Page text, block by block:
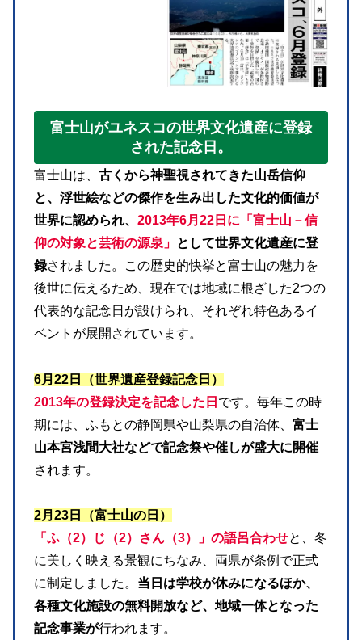
富士山がユネスコの世界文化遺産に登録
された記念日。
富士山は、 古くから神聖視されてきた山岳信仰
と、浮世絵などの傑作を生み出した文化的価値が
世界に認められ、 2013年6月22日に「富士山－信
仰の対象と芸術の源泉」 として世界文化遺産に登
録されました。この歴史的快挙と富士山の魅力を
後世に伝えるため、現在では地域に根ざした2つの
代表的な記念日が設けられ、それぞれ特色あるイ
ベントが展開されています。
6月22日（世界遺産登録記念日）
2013年の登録決定を記念した日 です。毎年この時
期には、ふもとの静岡県や山梨県の自治体、 富士
山本宮浅間大社などで記念祭や催しが盛大に開催
されます。
2月23日（富士山の日）
「ふ（2）じ（2）さん（3）」の語呂合わせと、冬
に美しく映える景観にちなみ、両県が条例で正式
に制定しました。 当日は学校が休みになるほか、
各種文化施設の無料開放など、地域一体となった
記念事業が行われます。